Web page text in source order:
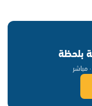
بلحظة
مباشر